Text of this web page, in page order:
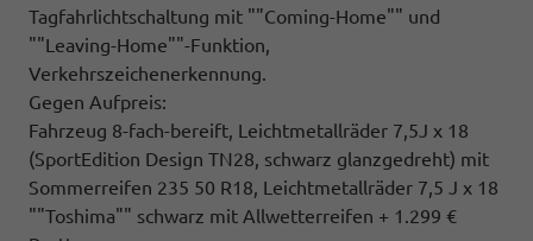
Tagfahrlichtschaltung mit ""Coming-Home"" und
""Leaving-Home""-Funktion,
Verkehrszeichenerkennung.
Gegen Aufpreis:
Fahrzeug 8-fach-bereift, Leichtmetallräder 7,5J x 18
(SportEdition Design TN28, schwarz glanzgedreht) mit
Sommerreifen 235 50 R18, Leichtmetallräder 7,5 J x 18
""Toshima"" schwarz mit Allwetterreifen + 1.299 €